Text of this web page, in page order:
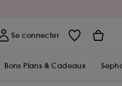
Se connecter
Bons Plans & Cadeaux